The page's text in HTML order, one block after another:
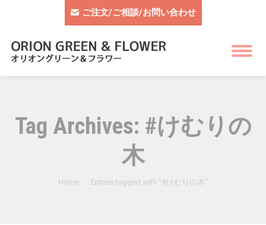
ご注文/ご相談/お問い合わせ
Tag Archives: #けむりの
木
You are here:
Home Entries tagged with "#けむりの木"